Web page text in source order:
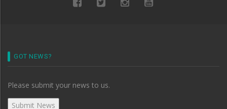
GOT NEWS?
Please submit your news to us.